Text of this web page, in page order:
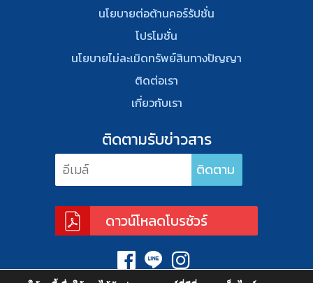
นโยบายต่อต้านคอร์รัปชั่น
โปรโมชั่น
นโยบายไม่ละเมิดทรัพย์สินทางปัญญา
ติดต่อเรา
เกี่ยวกับเรา
ติดตามรับข่าวสาร
ดาวน์โหลดโบรชัวร์